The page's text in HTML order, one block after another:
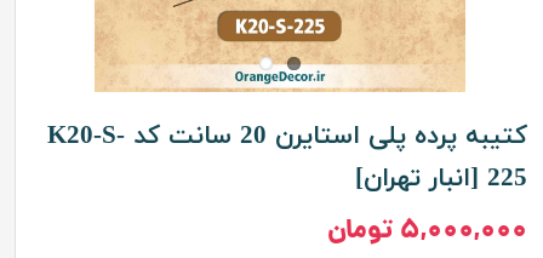
کتیبه پرده پلی استایرن 20 سانت کد K20-S-
225 [انبار تهران]
۵,۰۰۰,۰۰۰ تومان